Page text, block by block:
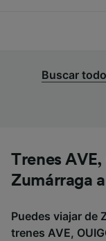
Buscar
Trenes
Zumárraga
Puedes viajar de
trenes AVE,